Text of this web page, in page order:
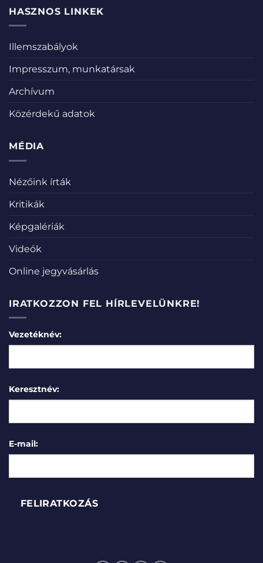
HASZNOS LINKEK
Illemszabályok
Impresszum, munkatársak
Archívum
Közérdekű adatok
MÉDIA
Nézőink írták
Kritikák
Képgalériák
Videók
Online jegyvásárlás
IRATKOZZON FEL HÍRLEVELÜNKRE!
Vezetéknév:
Keresztnév:
E-mail: